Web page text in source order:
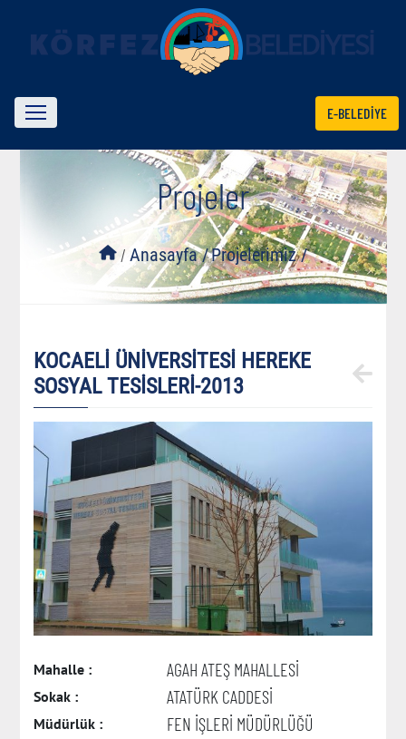
E-BELEDİYE
Projeler
/ Anasayfa /Projelerimiz /
KOCAELİ ÜNİVERSİTESİ HEREKE
SOSYAL TESİSLERİ-2013
Mahalle : AGAH ATEŞ MAHALLESİ
Sokak : ATATÜRK CADDESİ
Müdürlük : FEN İŞLERİ MÜDÜRLÜĞÜ